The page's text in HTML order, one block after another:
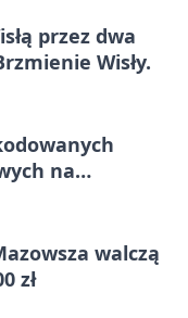
przez dwa
Wisły.
na
walczą
zł